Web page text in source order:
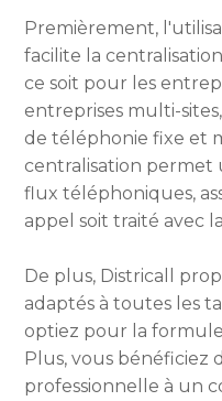
Premièrement,
facilite la
ce soit pour les
entreprises multi-
de téléphonie fixe et
centralisation permet
flux téléphoniques,
appel soit traité avec
De plus, Districall
adaptés à toutes les
optiez pour la
Plus, vous
professionnelle à un